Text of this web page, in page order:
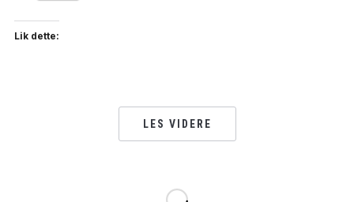
Lik dette:
LES VIDERE